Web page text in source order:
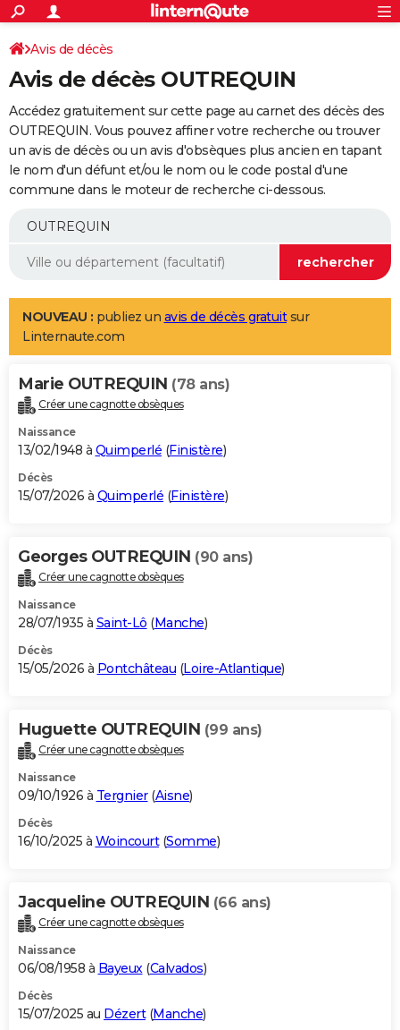
ACTUALITÉS
Politique
Société
Faits Divers
Education
Monde
Villes
+
SPORT
Coupe du monde 2026
Football
Tennis
Cyclisme
Rugby
Forum
Programme TV
TNT
Streaming
Cinéma
Sorties cinéma
Musique
+
FINANCE
Impôts
Immobilier
Risques naturels par ville
Banque
Assurance
Crédit
AUTO
Essais
Réserver un essai
Citadines
Berlines
SUV
Forum auto
+
Mobiles
Meilleur smartphone
Internet
Ordinateurs
Jeux vidéo
Guide high-tech
Aménagement intérieur
LIFESTYLE
Art de vivre
Bien-être
Loisirs
Mode
Modes de vie
Alimentation
Guide de la santé
Maladies
Médicaments
Sommeil
VOYAGE
Destinations
City break
Voyage nature
Voyage de noces
Forum
Climat
+PHOTO
GUIDES D'ACHAT
BONS PLANS
Carte de Noël
Carte Bonne année
Carte Saint-Valentin
Carte Pâques
Carte d'anniversaire
DICTIONNAIRE
Dictionnaire
Biographies
Citations
Expressions
Proverbes
PROGRAMME TV
S'inscrire
Se connecter
Lycées
Collèges
Primaires
Universités
Entreprises
Service militaire
Avis de recherche
AVIS DE DÉCÈS
Bricolage
Lifestyle
Culture
Sport
Auto
Television
Voyage
Cinema
Avis de décès
Avis de décès OUTREQUIN
Accédez gratuitement sur cette page au carnet des décès des
OUTREQUIN. Vous pouvez affiner votre recherche ou trouver
un avis de décès ou un avis d'obsèques plus ancien en tapant
le nom d'un défunt et/ou le nom ou le code postal d'une
commune dans le moteur de recherche ci-dessous.
NOUVEAU : publiez un avis de décès gratuitsur
Linternaute.com
Marie OUTREQUIN (78 ans)
Créer une cagnotte obsèques
Naissance
13/02/1948 à Quimperlé (Finistère)
Décès
15/07/2026 à Quimperlé (Finistère)
Georges OUTREQUIN (90 ans)
Créer une cagnotte obsèques
Naissance
28/07/1935 à Saint-Lô (Manche)
Décès
15/05/2026 à Pontchâteau (Loire-Atlantique)
Huguette OUTREQUIN (99 ans)
Créer une cagnotte obsèques
Naissance
09/10/1926 à Tergnier(Aisne)
Décès
16/10/2025 à Woincourt(Somme)
Jacqueline OUTREQUIN (66 ans)
Créer une cagnotte obsèques
Naissance
06/08/1958 à Bayeux (Calvados)
Décès
15/07/2025 au Dézert(Manche)